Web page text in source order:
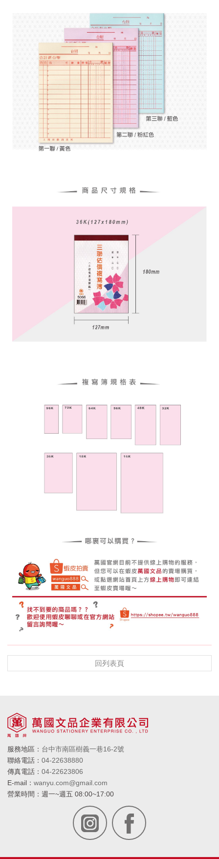
回列表頁
服務地區： 台中市南區樹義一巷16-2號
聯絡電話： 04-22638880
傳真電話： 04-22623806
E-mail： wanyu.com@gmail.com
營業時間： 週一~週五 08:00~17:00